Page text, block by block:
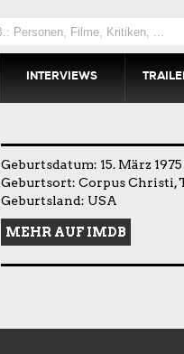
INTERVIEWS
Geburtsdatum: 15. März 1975
Geburtsort: Corpus Christi,
Geburtsland: USA
MEHR AUF IMDB